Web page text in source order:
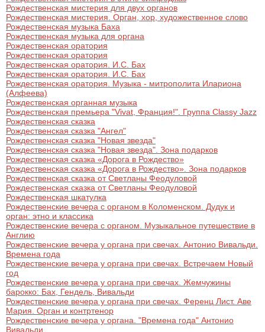
Рождественская мистерия для двух органов
Рождественская мистерия. Орган, хор, художественное слово
Рождественская музыка Баха
Рождественская музыка для органа
Рождественская оратория
Рождественская оратория
Рождественская оратория. И.С. Бах
Рождественская оратория. И.С. Бах
Рождественская оратория. Музыка - митрополита Илариона
(Алфеева)
Рождественская органная музыка
Рождественская премьера "Vivat, Франция!". Группа Classy Jazz
Рождественская сказка
Рождественская сказка "Ангел"
Рождественская сказка "Новая звезда"
Рождественская сказка "Новая звезда". Зона подарков
Рождественская сказка «Дорога в Рождество»
Рождественская сказка «Дорога в Рождество». Зона подарков
Рождественская сказка от Светланы Феодуловой
Рождественская сказка от Светланы Феодуловой
Рождественская шкатулка
Рождественские вечера с органом в Коломенском. Дудук и
орган: этно и классика
Рождественские вечера с органом. Музыкальное путешествие в
Англию
Рождественские вечера у органа при свечах. Антонио Вивальди.
Времена года
Рождественские вечера у органа при свечах. Встречаем Новый
год
Рождественские вечера у органа при свечах. Жемчужины
барокко: Бах, Гендель, Вивальди
Рождественские вечера у органа при свечах. Ференц Лист. Аве
Мария. Орган и контртенор
Рождественские вечера у органа. "Времена года" Антонио
Вивальди